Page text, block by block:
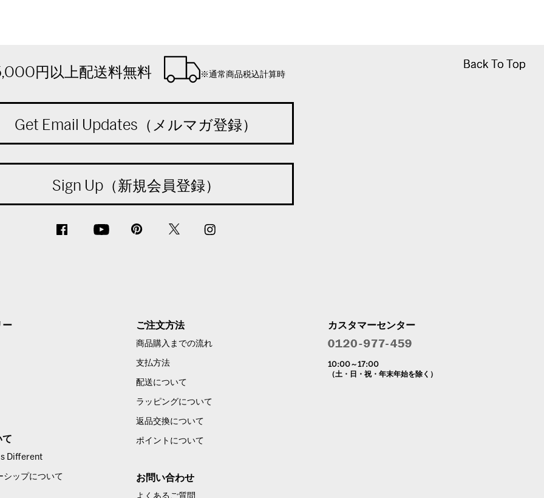
Back To Top
Back To Top
円以上配送料無料 ※通常商品税込計算時
Get Email Updates（メルマガ登録）
Sign Up（新規会員登録）
ー
て
Different
シップについて
ご注文方法
商品購入までの流れ
支払方法
配送について
ラッピングについて
返品交換について
ポイントについて
お問い合わせ
よくあるご質問
カスタマーセンター
10:00～17:00
（土・日・祝・年末年始を除く）